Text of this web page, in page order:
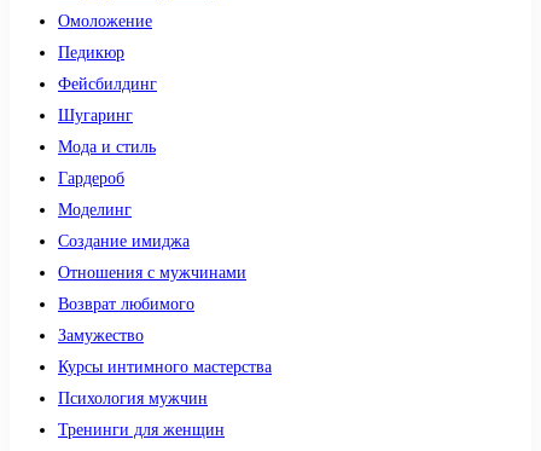
Омоложение
Педикюр
Фейсбилдинг
Шугаринг
Мода и стиль
Гардероб
Моделинг
Создание имиджа
Отношения с мужчинами
Возврат любимого
Замужество
Курсы интимного мастерства
Психология мужчин
Тренинги для женщин